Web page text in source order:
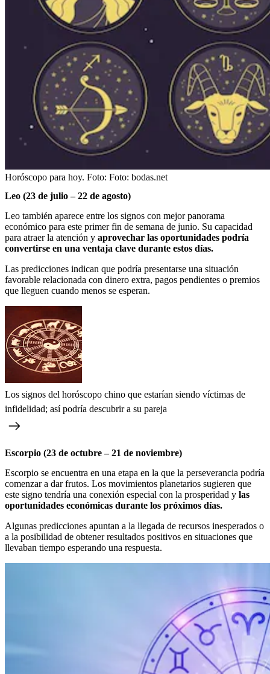
Horóscopo para hoy. Foto: Foto: bodas.net
Leo (23 de julio – 22 de agosto)
Leo también aparece entre los signos con mejor panorama
económico para este primer fin de semana de junio. Su capacidad
para atraer la atención y aprovechar las oportunidades podría
convertirse en una ventaja clave durante estos días.
Las predicciones indican que podría presentarse una situación
favorable relacionada con dinero extra, pagos pendientes o premios
que lleguen cuando menos se esperan.
Los signos del horóscopo chino que estarían siendo víctimas de
infidelidad; así podría descubrir a su pareja
Escorpio (23 de octubre – 21 de noviembre)
Escorpio se encuentra en una etapa en la que la perseverancia podría
comenzar a dar frutos. Los movimientos planetarios sugieren que
este signo tendría una conexión especial con la prosperidad y las
oportunidades económicas durante los próximos días.
Algunas predicciones apuntan a la llegada de recursos inesperados o
a la posibilidad de obtener resultados positivos en situaciones que
llevaban tiempo esperando una respuesta.